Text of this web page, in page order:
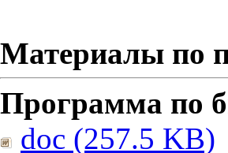
Материалы по
Программа по
doc (257.5 KB)